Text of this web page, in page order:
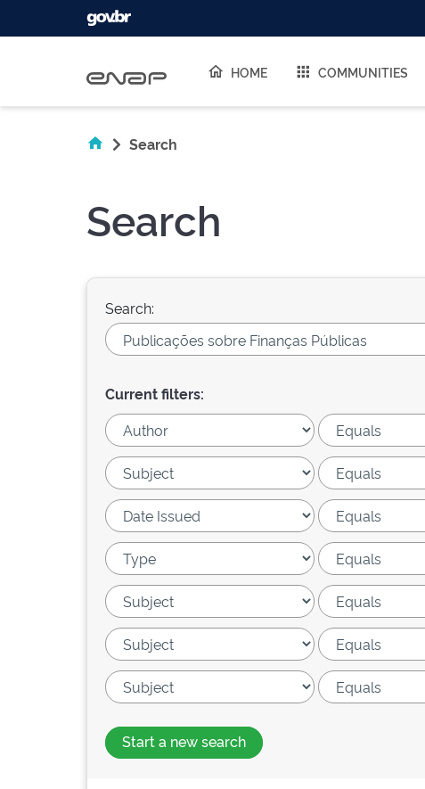
HOME COMMUNITIES
Search
Search
Search:
Current filters:
Start a new search